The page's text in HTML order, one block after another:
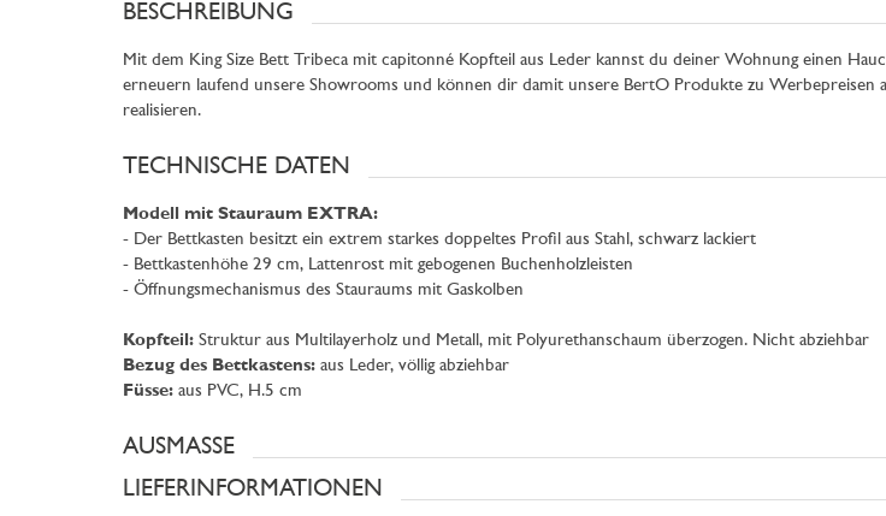
BESCHREIBUNG
Mit dem King Size Bett Tribeca mit capitonné Kopfteil aus Leder kannst du deiner Wohnung einen
erneuern laufend unsere Showrooms und können dir damit unsere BertO Produkte zu
realisieren.
TECHNISCHE DATEN
Modell mit Stauraum EXTRA:
- Der Bettkasten besitzt ein extrem starkes doppeltes Profil aus Stahl, schwarz lackiert
- Bettkastenhöhe 29 cm, Lattenrost mit gebogenen Buchenholzleisten
- Öffnungsmechanismus des Stauraums mit Gaskolben
Kopfteil: Struktur aus Multilayerholz und Metall, mit Polyurethanschaum überzogen. Nicht abziehbar
Bezug des Bettkastens: aus Leder, völlig abziehbar
Füsse: aus PVC, H.5 cm
AUSMASSE
LIEFERINFORMATIONEN